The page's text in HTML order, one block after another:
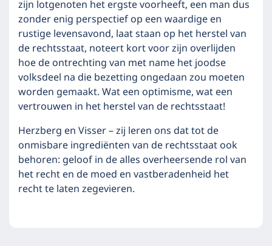
zijn lotgenoten het ergste voorheeft, een man dus
zonder enig perspectief op een waardige en
rustige levensavond, laat staan op het herstel van
de rechtsstaat, noteert kort voor zijn overlijden
hoe de ontrechting van met name het joodse
volksdeel na die bezetting ongedaan zou moeten
worden gemaakt. Wat een optimisme, wat een
vertrouwen in het herstel van de rechtsstaat!
Herzberg en Visser – zij leren ons dat tot de
onmisbare ingrediënten van de rechtsstaat ook
behoren: geloof in de alles overheersende rol van
het recht en de moed en vastberadenheid het
recht te laten zegevieren.